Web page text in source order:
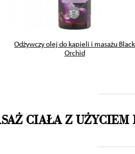
Odżywczy olej do kąpieli i masażu Black
Orchid
CIAŁA Z UŻYCIEM